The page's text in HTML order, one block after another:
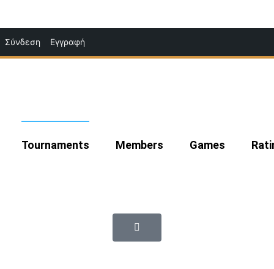
Σύνδεση Εγγραφή
στο
περιεχόμενο
Tournaments Members Games